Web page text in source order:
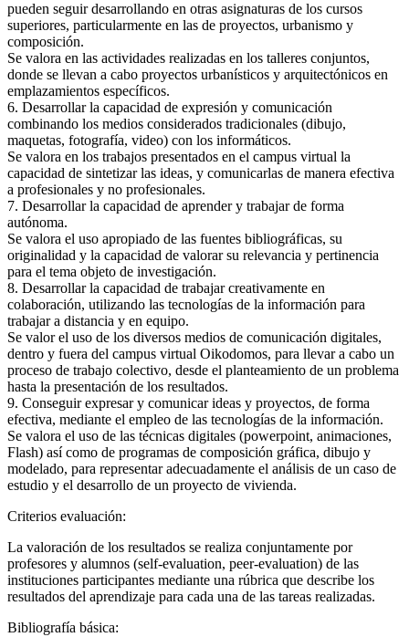
pueden seguir desarrollando en otras asignaturas de los cursos
superiores, particularmente en las de proyectos, urbanismo y
composición.
Se valora en las actividades realizadas en los talleres conjuntos,
donde se llevan a cabo proyectos urbanísticos y arquitectónicos en
emplazamientos específicos.
6. Desarrollar la capacidad de expresión y comunicación
combinando los medios considerados tradicionales (dibujo,
maquetas, fotografía, video) con los informáticos.
Se valora en los trabajos presentados en el campus virtual la
capacidad de sintetizar las ideas, y comunicarlas de manera efectiva
a profesionales y no profesionales.
7. Desarrollar la capacidad de aprender y trabajar de forma
autónoma.
Se valora el uso apropiado de las fuentes bibliográficas, su
originalidad y la capacidad de valorar su relevancia y pertinencia
para el tema objeto de investigación.
8. Desarrollar la capacidad de trabajar creativamente en
colaboración, utilizando las tecnologías de la información para
trabajar a distancia y en equipo.
Se valor el uso de los diversos medios de comunicación digitales,
dentro y fuera del campus virtual Oikodomos, para llevar a cabo un
proceso de trabajo colectivo, desde el planteamiento de un problema
hasta la presentación de los resultados.
9. Conseguir expresar y comunicar ideas y proyectos, de forma
efectiva, mediante el empleo de las tecnologías de la información.
Se valora el uso de las técnicas digitales (powerpoint, animaciones,
Flash) así como de programas de composición gráfica, dibujo y
modelado, para representar adecuadamente el análisis de un caso de
estudio y el desarrollo de un proyecto de vivienda.
Criterios evaluación:
La valoración de los resultados se realiza conjuntamente por
profesores y alumnos (self-evaluation, peer-evaluation) de las
instituciones participantes mediante una rúbrica que describe los
resultados del aprendizaje para cada una de las tareas realizadas.
Bibliografía básica: